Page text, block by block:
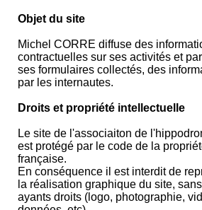
Objet du site
Michel CORRE diffuse des
contractuelles sur ses activités et
ses formulaires collectés, des
par les internautes.
Droits et propriété intellectuelle
Le site de l'associaiton de
est protégé par le code de la
française.
En conséquence il est interdit de
la réalisation graphique du site,
ayants droits (logo, photographie,